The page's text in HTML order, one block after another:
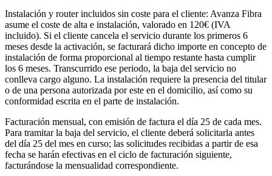
Instalación y router incluidos sin coste para el cliente: Avanza Fibra
asume el coste de alta e instalación, valorado en 120€ (IVA
incluido). Si el cliente cancela el servicio durante los primeros 6
meses desde la activación, se facturará dicho importe en concepto de
instalación de forma proporcional al tiempo restante hasta cumplir
los 6 meses. Transcurrido ese periodo, la baja del servicio no
conlleva cargo alguno. La instalación requiere la presencia del titular
o de una persona autorizada por este en el domicilio, así como su
conformidad escrita en el parte de instalación.
Facturación mensual, con emisión de factura el día 25 de cada mes.
Para tramitar la baja del servicio, el cliente deberá solicitarla antes
del día 25 del mes en curso; las solicitudes recibidas a partir de esa
fecha se harán efectivas en el ciclo de facturación siguiente,
facturándose la mensualidad correspondiente.